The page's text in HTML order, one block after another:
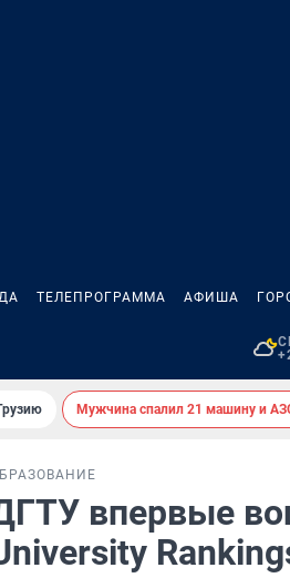
ТЕЛЕПРОГРАММА АФИША
Мужчина спалил 21 машину и
впервые